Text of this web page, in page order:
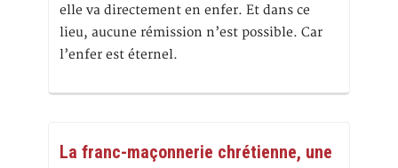
elle va directement en enfer. Et dans ce
lieu, aucune rémission n’est possible. Car
l’enfer est éternel.
La franc-maçonnerie chrétienne, une